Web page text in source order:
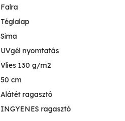
Falra
Téglalap
Sima
UVgél nyomtatás
Vlies 130 g/m2
50 cm
Alátét ragasztó
INGYENES ragasztó